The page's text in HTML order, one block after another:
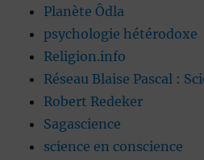
Planète Ôdla
psychologie hétérodoxe
Religion.info
Réseau Blaise Pascal :
Robert Redeker
Sagascience
science en conscience